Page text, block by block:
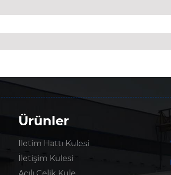
Ürünler
İletim Hattı Kulesi
İletişim Kulesi